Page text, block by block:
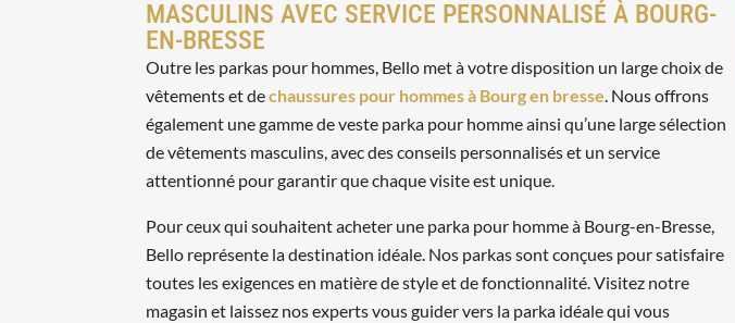
MASCULINS AVEC SERVICE PERSONNALISÉ À BOURG-
EN-BRESSE
Outre les parkas pour hommes, Bello met à votre disposition un large choix de
vêtements et dechaussures pour hommes à Bourg en bresse. Nous offrons
également une gamme de veste parka pour homme ainsi qu’une large sélection
de vêtements masculins, avec des conseils personnalisés et un service
attentionné pour garantir que chaque visite est unique.
Pour ceux qui souhaitent acheter une parka pour homme à Bourg-en-Bresse,
Bello représente la destination idéale. Nos parkas sont conçues pour satisfaire
toutes les exigences en matière de style et de fonctionnalité. Visitez notre
magasin et laissez nos experts vous guider vers la parka idéale qui vous